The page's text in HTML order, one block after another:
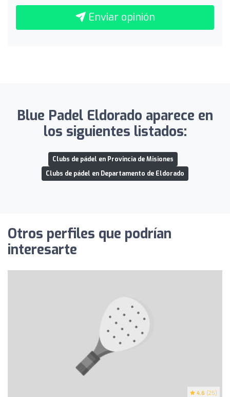
Enviar opinión
Blue Padel Eldorado aparece en
los siguientes listados:
Clubs de pádel en Provincia de Misiones
Clubs de pádel en Departamento de Eldorado
Otros perfiles que podrían
interesarte
4.6 (25)